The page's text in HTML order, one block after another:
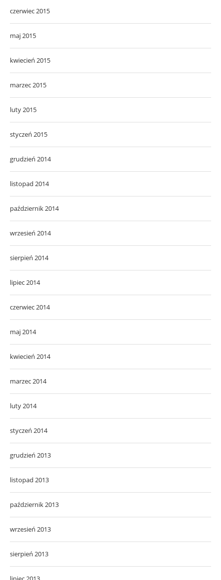
czerwiec 2015
maj 2015
kwiecień 2015
marzec 2015
luty 2015
styczeń 2015
grudzień 2014
listopad 2014
październik 2014
wrzesień 2014
sierpień 2014
lipiec 2014
czerwiec 2014
maj 2014
kwiecień 2014
marzec 2014
luty 2014
styczeń 2014
grudzień 2013
listopad 2013
październik 2013
wrzesień 2013
sierpień 2013